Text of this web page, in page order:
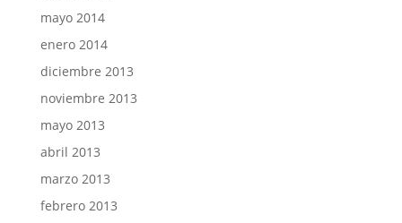
mayo 2014
enero 2014
diciembre 2013
noviembre 2013
mayo 2013
abril 2013
marzo 2013
febrero 2013